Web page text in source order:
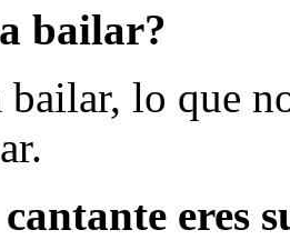
bailar?
bailar, lo que
eres